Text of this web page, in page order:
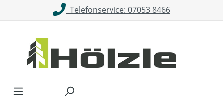
Zum Hauptinhalt springenTelefonservice: 07053 8466